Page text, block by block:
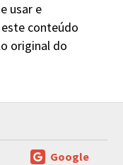
usar e
conteúdo
original do
Google